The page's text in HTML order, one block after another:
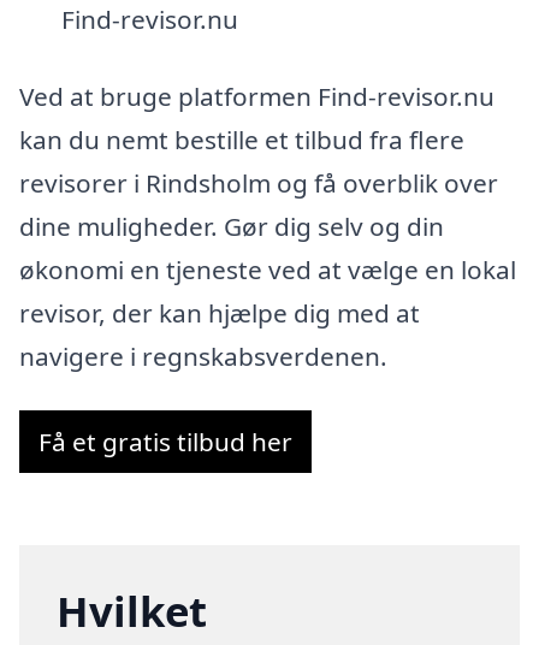
Find-revisor.nu
Ved at bruge platformen Find-revisor.nu
kan du nemt bestille et tilbud fra flere
revisorer i Rindsholm og få overblik over
dine muligheder. Gør dig selv og din
økonomi en tjeneste ved at vælge en lokal
revisor, der kan hjælpe dig med at
navigere i regnskabsverdenen.
Få et gratis tilbud her
Hvilket